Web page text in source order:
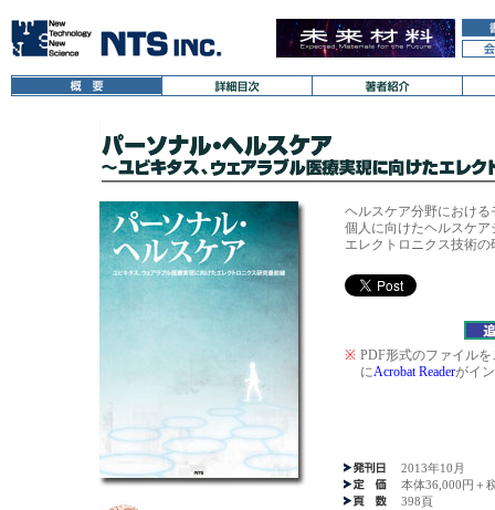
ヘルスケア分野におけ
個人に向けたヘルスケ
エレクトロニクス技術
※ PDF形式のファイル
にAcrobat Readerがイ
2013年10月
本体36,000円＋
398頁